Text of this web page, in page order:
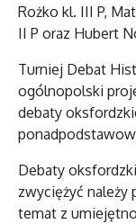
Rożko kl. III P,
II P oraz Hubert
Turniej Debat
ogólnopolski
debaty
Debaty
zwyciężyć należy
temat z